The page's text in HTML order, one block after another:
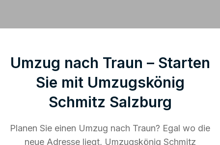
Umzug nach Traun – Starten
Sie mit Umzugskönig
Schmitz Salzburg
Planen Sie einen Umzug nach Traun? Egal wo die
neue Adresse liegt, Umzugskönig Schmitz